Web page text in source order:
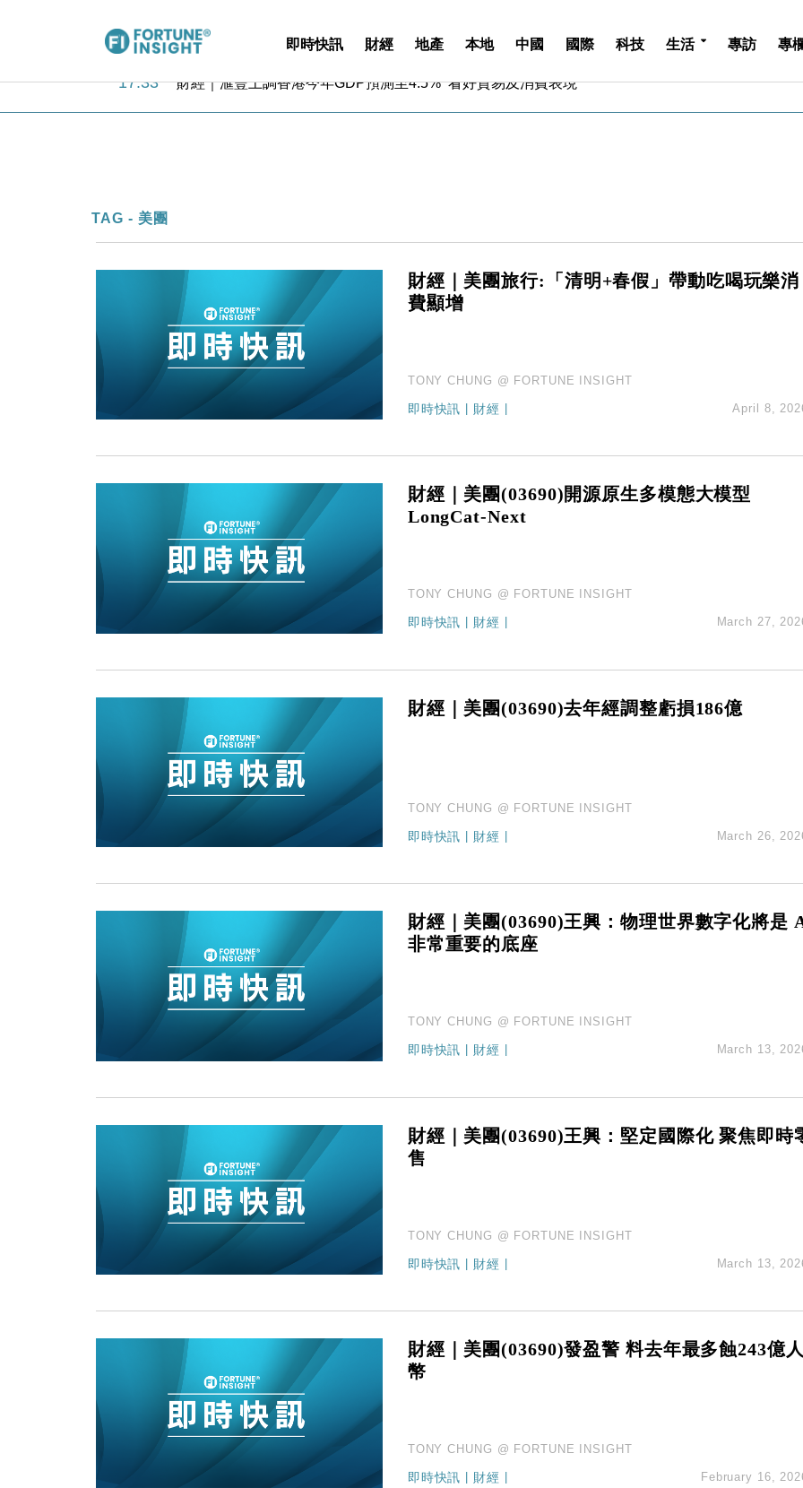
即時快訊 財經 地產 本地 中國 國際 科技 生活 專訪 專
18:31 財經｜華僑銀行上半年淨利創新高 中期息增15%至47仙
16:47 本地｜假冒內地執法人員要求交「保證金」 43歲女子損失近6900萬元
16:05 財經｜日經失守6.5萬點後回穩 全周仍升近2%
11:12
18:31 財經｜華僑銀行上半年淨利創新高 中期息增15%至47仙
財經｜滙豐上調香港今年GDP預測至4.5% 看好貿易及消費表現
本地｜假冒內地執法人員要求交「保證金」 43歲女子損失近6900萬元
財經｜日經失守6.5萬點後回穩 全周仍升近2%
財經｜恒隆10月換帥 玩具「反」斗城亞洲CEO蔡德粦接任
財經｜韓股反覆波動收跌 連挫7周創逾3年最長跌勢
財經｜內地7月美元計價出口增近24%勝預期 貿易順差達1125億美元
11:12 國際｜特朗普料美伊戰事快結束 承認部分彈藥庫存緊張
TAG - 美團
財經｜美團旅行:「清明+春假」帶動吃喝玩樂消
費顯增
TONY CHUNG @ FORTUNE INSIGHT
即時快訊 財經 April 8,
財經｜美團(03690)開源原生多模態大模型
LongCat-Next
TONY CHUNG @ FORTUNE INSIGHT
即時快訊 財經 March 27,
財經｜美團(03690)去年經調整虧損186億
TONY CHUNG @ FORTUNE INSIGHT
即時快訊 財經 March 26,
財經｜美團(03690)王興：物理世界數字化將是
非常重要的底座
TONY CHUNG @ FORTUNE INSIGHT
即時快訊 財經 March 13,
財經｜美團(03690)王興：堅定國際化 聚焦即時
售
TONY CHUNG @ FORTUNE INSIGHT
即時快訊 | 財經 | March 13,
財經｜美團(03690)發盈警 料去年最多蝕243億
幣
TONY CHUNG @ FORTUNE INSIGHT
即時快訊 財經 February 16,